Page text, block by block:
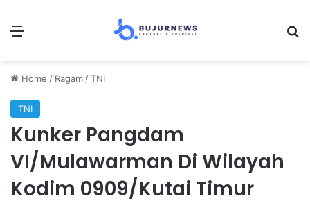
Menu
Home / Ragam /TNI
TNI
Kunker Pangdam
VI/Mulawarman Di Wilayah
Kodim 0909/Kutai Timur